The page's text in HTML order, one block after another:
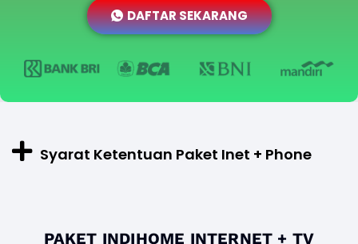
DAFTAR SEKARANG
Syarat Ketentuan Paket Inet + Phone
PAKET INDIHOME INTERNET + TV